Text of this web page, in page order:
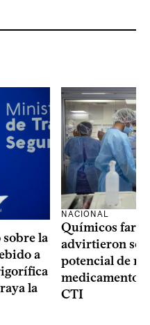
la
a
la
NACIONAL
Químicos
advirtieron
potencial de
medicamentos
CTI